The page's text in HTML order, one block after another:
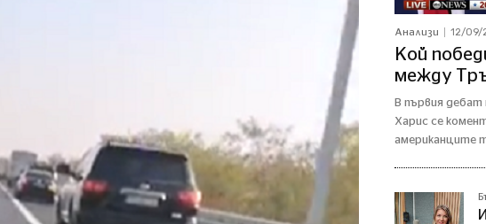
Анализи 12/09/
Кой
между
В първия
Харис се
американците